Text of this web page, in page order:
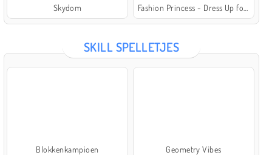
Skydom Fashion Princess - Dress Up for Girls
SKILL SPELLETJES
Blokkenkampioen Geometry Vibes